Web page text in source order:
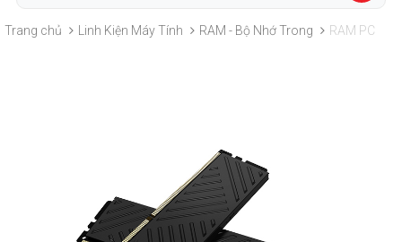
Trang chủ Linh Kiện Máy Tính RAM - Bộ Nhớ Trong RAM PC